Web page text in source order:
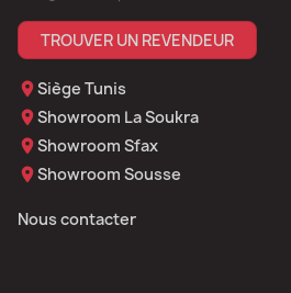
TROUVER UN REVENDEUR
Siège Tunis
Showroom La Soukra
Showroom Sfax
Showroom Sousse
Nous contacter